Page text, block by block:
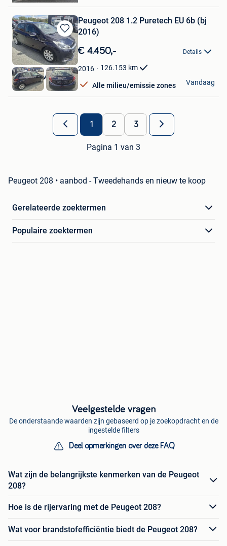
Bewaren
in
Mijn
Favorieten
Peugeot 208 1.2 Puretech EU 6b (bj
2016)
€ 4.450,- Details
2016 126.153 km
Alle milieu/emissie zones
Brussels Motors
Tubize
Vandaag
1 2 3
Pagina 1 van 3
Peugeot 208 • aanbod - Tweedehands en nieuw te koop
Gerelateerde zoektermen
Populaire zoektermen
Veelgestelde vragen
De onderstaande waarden zijn gebaseerd op je zoekopdracht en de
ingestelde filters
Deel opmerkingen over deze FAQ
Wat zijn de belangrijkste kenmerken van de Peugeot
208?
Hoe is de rijervaring met de Peugeot 208?
Wat voor brandstofefficiëntie biedt de Peugeot 208?